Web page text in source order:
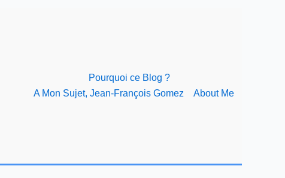
Pourquoi ce Blog ?
A Mon Sujet, Jean-François Gomez
About Me